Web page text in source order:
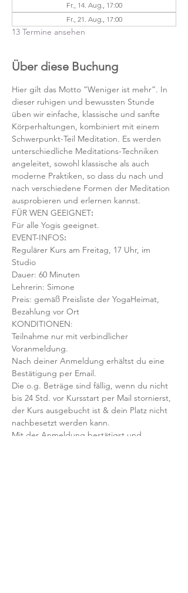
Fr., 14. Aug., 17:00
Fr., 21. Aug., 17:00
13 Termine ansehen
Über diese Buchung
Hier gilt das Motto “Weniger ist mehr”. In
dieser ruhigen und bewussten Stunde
üben wir einfache, klassische und sanfte
Körperhaltungen, kombiniert mit einem
Schwerpunkt-Teil Meditation. Es werden
unterschiedliche Meditations-Techniken
angeleitet, sowohl klassische als auch
moderne Praktiken, so dass du nach und
nach verschiedene Formen der Meditation
ausprobieren und erlernen kannst.
FÜR WEN GEEIGNET:
Für alle Yogis geeignet.
EVENT-INFOS:
Regulärer Kurs am Freitag, 17 Uhr, im
Studio
Dauer: 60 Minuten
Lehrerin: Simone
Preis: gemäß Preisliste der YogaHeimat,
Bezahlung vor Ort
KONDITIONEN:
Teilnahme nur mit verbindlicher
Voranmeldung.
Nach deiner Anmeldung erhältst du eine
Bestätigung per Email.
Die o.g. Beträge sind fällig, wenn du nicht
bis 24 Std. vor Kursstart per Mail stornierst,
der Kurs ausgebucht ist & dein Platz nicht
nachbesetzt werden kann.
Mit der Anmeldung bestätigst und